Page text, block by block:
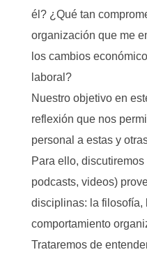
él? ¿Qué tan
organización que me
los cambios
laboral?
Nuestro objetivo en
reflexión que nos
personal a estas y
Para ello,
podcasts, videos)
disciplinas: la filosofía,
comportamiento
Trataremos de